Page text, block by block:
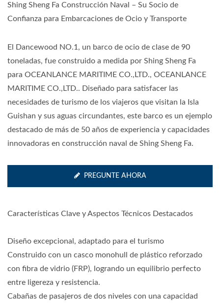
Shing Sheng Fa Construcción Naval – Su Socio de
Confianza para Embarcaciones de Ocio y Transporte
El Dancewood NO.1, un barco de ocio de clase de 90
toneladas, fue construido a medida por Shing Sheng Fa
para OCEANLANCE MARITIME CO.,LTD., OCEANLANCE
MARITIME CO.,LTD.. Diseñado para satisfacer las
necesidades de turismo de los viajeros que visitan la Isla
Guishan y sus aguas circundantes, este barco es un ejemplo
destacado de más de 50 años de experiencia y capacidades
innovadoras en construcción naval de Shing Sheng Fa.
PREGUNTE AHORA
Características Clave y Aspectos Técnicos Destacados
Diseño excepcional, adaptado para el turismo
Construido con un casco monohull de plástico reforzado
con fibra de vidrio (FRP), logrando un equilibrio perfecto
entre ligereza y resistencia.
Cabañas de pasajeros de dos niveles con una capacidad